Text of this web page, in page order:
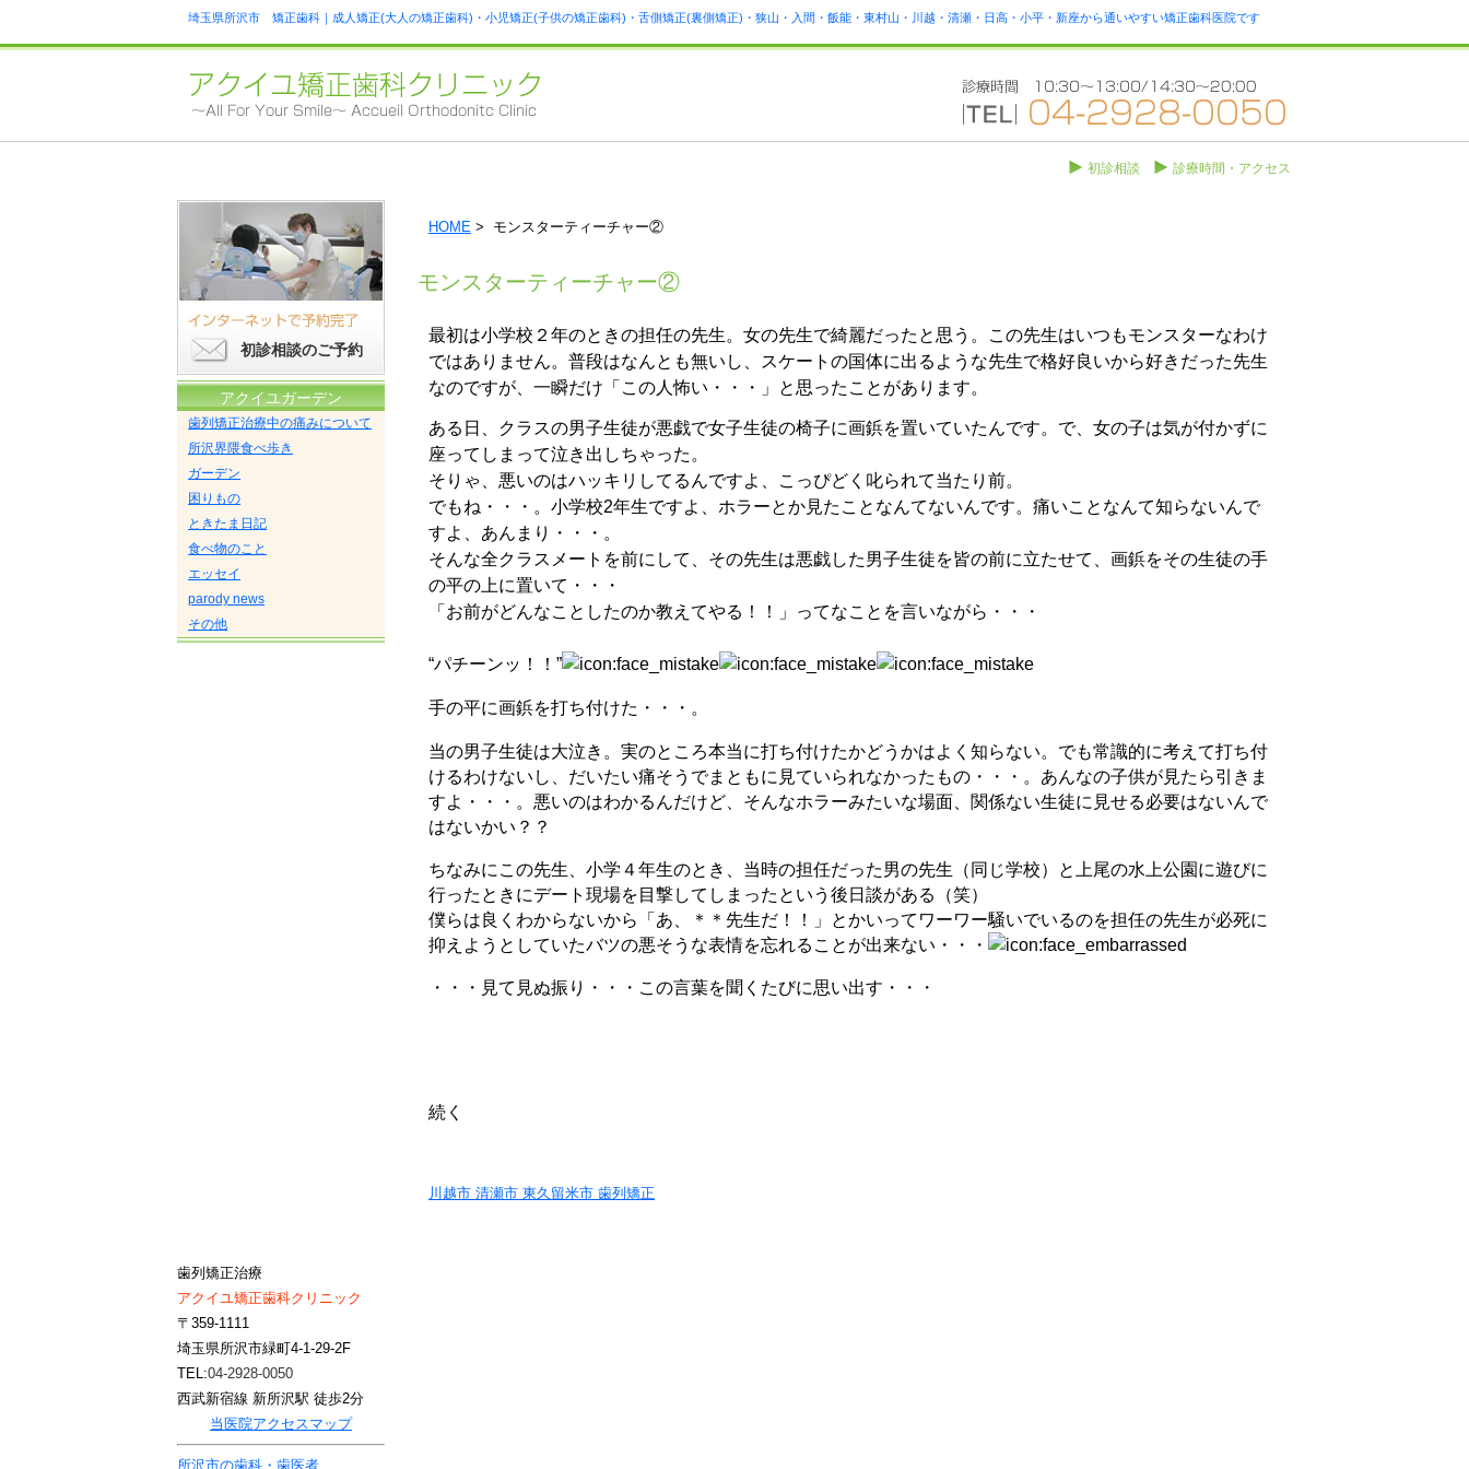
埼玉県所沢市 矯正歯科｜成人矯正(大人の矯正歯科)・小児矯正(子供の矯正歯科)・舌側矯正(裏側矯正)・狭山・入間・飯能・東村山・川越・清瀬・日高・小平・新座から通いやすい矯正歯科医院です
診療時間・アクセス
初診相談
HOME > モンスターティーチャー②
モンスターティーチャー②
最初は小学校２年のときの担任の先生。女の先生で綺麗だったと思う。この先生はいつもモンスターなわけ
ではありません。普段はなんとも無いし、スケートの国体に出るような先生で格好良いから好きだった先生
なのですが、一瞬だけ「この人怖い・・・」と思ったことがあります。
ある日、クラスの男子生徒が悪戯で女子生徒の椅子に画鋲を置いていたんです。で、女の子は気が付かずに
座ってしまって泣き出しちゃった。
そりゃ、悪いのはハッキリしてるんですよ、こっぴどく叱られて当たり前。
でもね・・・。小学校2年生ですよ、ホラーとか見たことなんてないんです。痛いことなんて知らないんで
すよ、あんまり・・・。
そんな全クラスメートを前にして、その先生は悪戯した男子生徒を皆の前に立たせて、画鋲をその生徒の手
の平の上に置いて・・・
「お前がどんなことしたのか教えてやる！！」ってなことを言いながら・・・
“パチーンッ！！”
手の平に画鋲を打ち付けた・・・。
当の男子生徒は大泣き。実のところ本当に打ち付けたかどうかはよく知らない。でも常識的に考えて打ち付
けるわけないし、だいたい痛そうでまともに見ていられなかったもの・・・。あんなの子供が見たら引きま
すよ・・・。悪いのはわかるんだけど、そんなホラーみたいな場面、関係ない生徒に見せる必要はないんで
はないかい？？
ちなみにこの先生、小学４年生のとき、当時の担任だった男の先生（同じ学校）と上尾の水上公園に遊びに
行ったときにデート現場を目撃してしまったという後日談がある（笑）
僕らは良くわからないから「あ、＊＊先生だ！！」とかいってワーワー騒いでいるのを担任の先生が必死に
抑えようとしていたバツの悪そうな表情を忘れることが出来ない・・・
・・・見て見ぬ振り・・・この言葉を聞くたびに思い出す・・・
続く
川越市 清瀬市 東久留米市 歯列矯正
初診相談のご予約
アクイユガーデン
歯列矯正治療中の痛みについて
所沢界隈食べ歩き
ガーデン
困りもの
ときたま日記
食べ物のこと
エッセイ
parody news
その他
歯列矯正治療
アクイユ矯正歯科クリニック
〒359-1111
埼玉県所沢市緑町4-1-29-2F
TEL:04-2928-0050
西武新宿線 新所沢駅 徒歩2分
当医院アクセスマップ
所沢市の歯科・歯医者